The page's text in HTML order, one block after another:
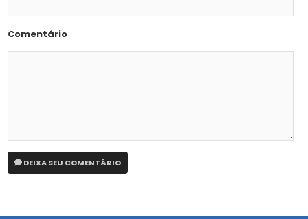
Comentário
DEIXA SEU COMENTÁRIO